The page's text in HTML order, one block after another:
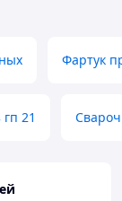
Фартук
21